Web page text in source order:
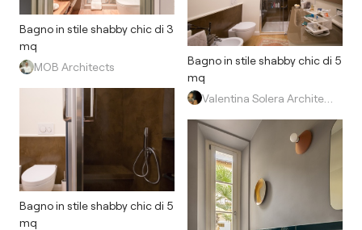
Bagno in stile shabby chic di 3
mq
MOB Architects
Bagno in stile shabby chic di 5
mq
Bagno in stile shabby chic di 5
mq